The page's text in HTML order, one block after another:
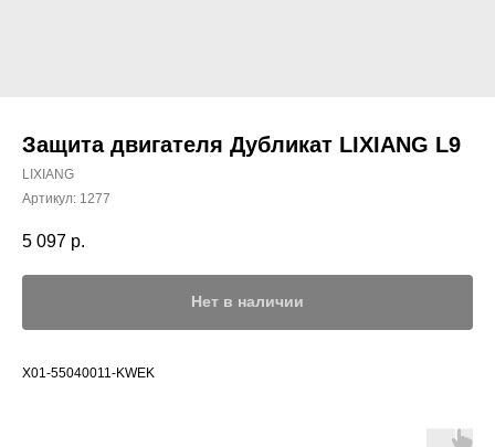
Защита двигателя Дубликат LIXIANG L9
LIXIANG
Артикул: 1277
5 097 р.
Нет в наличии
X01-55040011-KWEK